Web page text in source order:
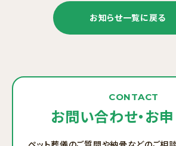
お知らせ一覧に戻る
CONTACT
お問い合わせ・お